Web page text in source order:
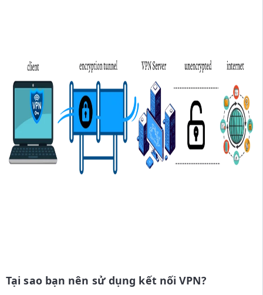
Tại sao bạn nên sử dụng kết nối VPN?